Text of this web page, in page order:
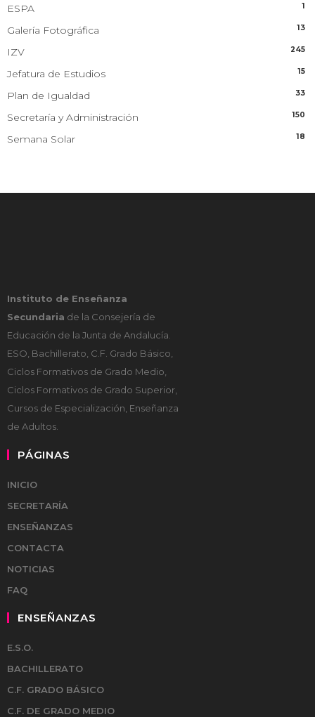
ESPA 1
Galería Fotográfica 13
IZV 245
Jefatura de Estudios 15
Plan de Igualdad 33
Secretaría y Administración 150
Semana Solar 18
Instituto de Enseñanza
Secundaria de la Consejería de
Educación de la Junta de Andalucía.
ESO, Bachillerato, C.F. Grado Básico,
Ciclos Formativos de Grado Medio,
Ciclos Formativos de Grado Superior,
Cursos de Especialización, Enseñanza
de Adultos.
PÁGINAS
INICIO
SECRETARÍA
ENSEÑANZAS
CONTACTA
NOTICIAS
FAQ
ENSEÑANZAS
E.S.O.
BACHILLERATO
C.F. GRADO BÁSICO
C.F. DE GRADO MEDIO